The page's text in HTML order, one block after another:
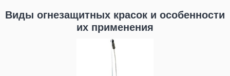
Виды огнезащитных красок и особенности
их применения